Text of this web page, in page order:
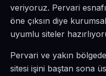
veriyoruz. Pervari
öne çıksın diye
uyumlu siteler
Pervari ve yakın
sitesi işini baştan sona